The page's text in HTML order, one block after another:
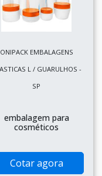
ONIPACK EMBALAGENS
L / GUARULHOS -
SP
embalagem para
cosméticos
Cotar agora